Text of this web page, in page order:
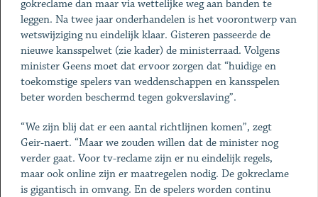
gokreclame dan maar via wettelijke weg aan banden te
leggen. Na twee jaar onderhandelen is het voorontwerp van
wetswijziging nu eindelijk klaar. Gisteren passeerde de
nieuwe kansspelwet (zie kader) de ministerraad. Volgens
minister Geens moet dat ervoor zorgen dat “huidige en
toekomstige spelers van weddenschappen en kansspelen
beter worden beschermd tegen gokverslaving”.
“We zijn blij dat er een aantal richtlijnen komen”, zegt
Geir-naert. “Maar we zouden willen dat de minister nog
verder gaat. Voor tv-reclame zijn er nu eindelijk regels,
maar ook online zijn er maatregelen nodig. De gokreclame
is gigantisch in omvang. En de spelers worden continu